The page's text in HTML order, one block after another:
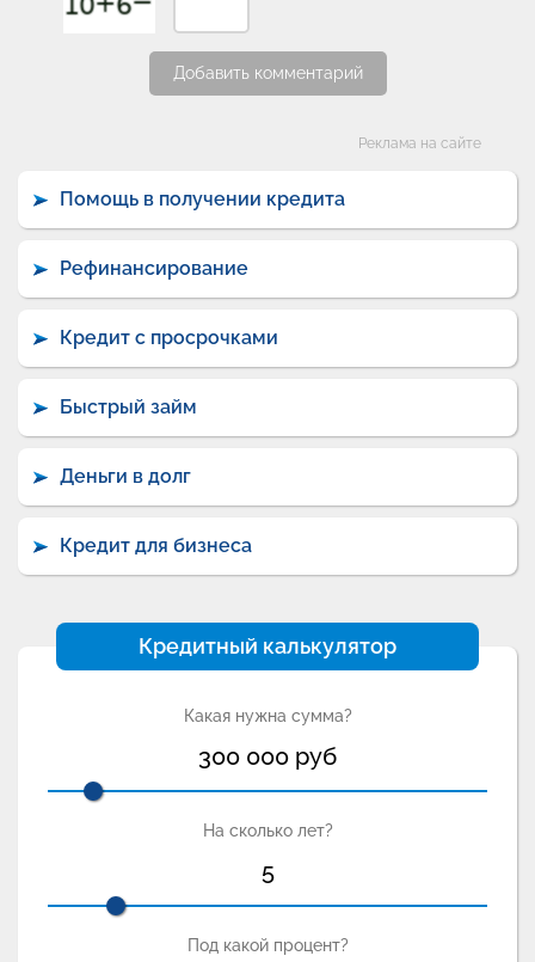
Добавить комментарий
Реклама на сайте
Помощь в получении кредита
Рефинансирование
Кредит с просрочками
Быстрый займ
Деньги в долг
Кредит для бизнеса
Кредитный калькулятор
Какая нужна сумма?
300 000 руб
На сколько лет?
5
Под какой процент?